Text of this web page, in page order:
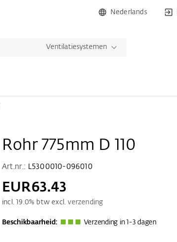
Nederlands
Ventilatiesystemen
Rohr 775mm D 110
Art.nr.: L5300010-096010
EUR63.43
incl. 19.0% btw excl.verzending
Beschikbaarheid: Verzending in 1-3 dagen